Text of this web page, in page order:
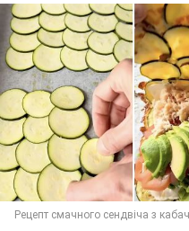
Рецепт смачного сендвіча з